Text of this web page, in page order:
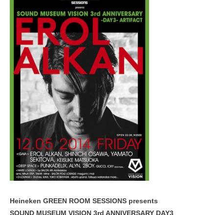
Heineken GREEN ROOM SESSIONS presents
SOUND MUSEUM VISION 3rd ANNIVERSARY DAY3